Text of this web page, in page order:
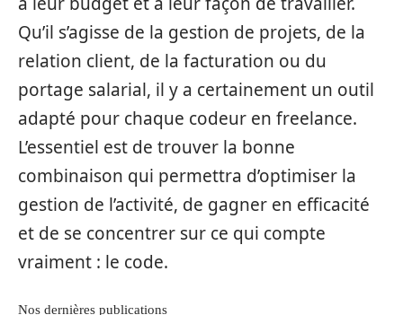
Qu’il s’agisse de la gestion de projets, de la
relation client, de la facturation ou du
portage salarial, il y a certainement un outil
adapté pour chaque codeur en freelance.
L’essentiel est de trouver la bonne
combinaison qui permettra d’optimiser la
gestion de l’activité, de gagner en efficacité
et de se concentrer sur ce qui compte
vraiment : le code.
Nos dernières publications